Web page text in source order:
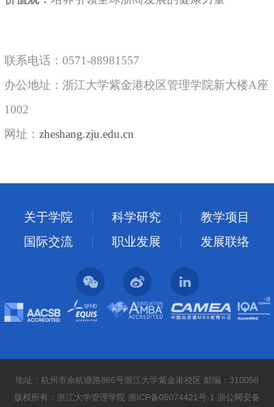
联系电话：0571-88981557
办公地址：浙江大学紫金港校区管理学院新大楼A座
1002
网址： zheshang.zju.edu.cn
关于学院 科学研究
教学项目
国际交流
职业发展 发展联络
地址：杭州市余杭塘路866号浙江大学紫金港校区 邮编：310058
版权所有：浙江大学管理学院 浙ICP备05074421号-1 浙公网安备